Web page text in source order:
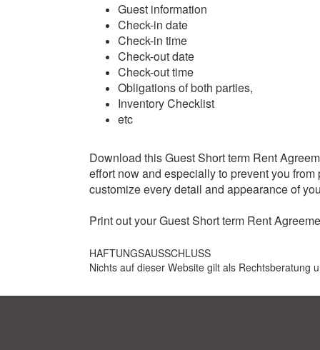
Guest information
Check-in date
Check-in time
Check-out date
Check-out time
Obligations of both parties,
Inventory Checklist
etc
Download this Guest Short term Rent
effort now and especially to prevent you
customize every detail and appearance of
Print out your Guest Short term Rent
HAFTUNGSAUSSCHLUSS
Nichts auf dieser Website gilt als Rechtsberatung